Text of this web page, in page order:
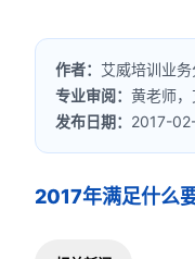
作者： 艾威培训业
专业审阅：黄老师
发布日期： 2017-
2017年满足什么